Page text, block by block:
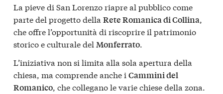
La pieve di San Lorenzo riapre al pubblico come
parte del progetto della Rete Romanica di Collina,
che offre l’opportunità di riscoprire il patrimonio
storico e culturale del Monferrato.
L’iniziativa non si limita alla sola apertura della
chiesa, ma comprende anche i Cammini del
Romanico, che collegano le varie chiese della zona.